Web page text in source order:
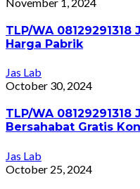
TLP/WA
Harga Pabrik
Jas Lab
October 30, 2024
TLP/WA
Bersahabat Gratis
Jas Lab
October 25, 2024